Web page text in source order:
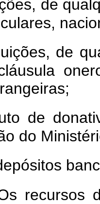
de
de
de
do
recursos